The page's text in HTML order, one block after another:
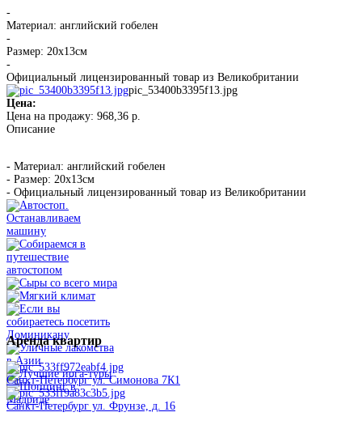
-
Материал: английский гобелен
-
Размер: 20х13см
-
Официальный лицензированный товар из Великобритании
pic_53400b3395f13.jpg
Цена:
Цена на продажу: 968,36 р.
Описание
- Материал: английский гобелен
- Размер: 20х13см
- Официальный лицензированный товар из Великобритании
Арендаквартир
Санкт-Петербург ул. Симонова 7К1
Санкт-Петербург ул. Фрунзе, д. 16